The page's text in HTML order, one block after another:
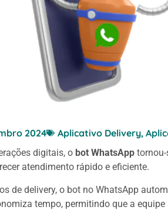
2024 Aplicativo Delivery,
digitais, o bot WhatsApp
atendimento rápido e eficiente.
de delivery, o bot no WhatsApp
tempo, permitindo que a